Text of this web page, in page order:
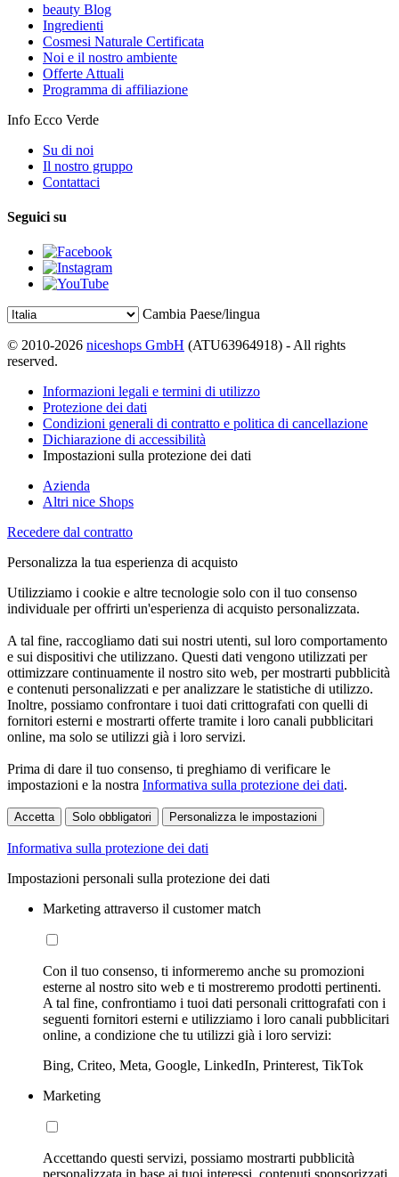
beauty Blog
Ingredienti
Cosmesi Naturale Certificata
Noi e il nostro ambiente
Offerte Attuali
Programma di affiliazione
Info Ecco Verde
Su di noi
Il nostro gruppo
Contattaci
Seguici su
Cambia Paese/lingua
© 2010-2026 niceshops GmbH (ATU63964918) - All rights
reserved.
Informazioni legali e termini di utilizzo
Protezione dei dati
Condizioni generali di contratto e politica di cancellazione
Dichiarazione di accessibilità
Impostazioni sulla protezione dei dati
Azienda
Altri nice Shops
Recedere dal contratto
Personalizza la tua esperienza di acquisto
Utilizziamo i cookie e altre tecnologie solo con il tuo consenso
individuale per offrirti un'esperienza di acquisto personalizzata.
A tal fine, raccogliamo dati sui nostri utenti, sul loro comportamento
e sui dispositivi che utilizzano. Questi dati vengono utilizzati per
ottimizzare continuamente il nostro sito web, per mostrarti pubblicità
e contenuti personalizzati e per analizzare le statistiche di utilizzo.
Inoltre, possiamo confrontare i tuoi dati crittografati con quelli di
fornitori esterni e mostrarti offerte tramite i loro canali pubblicitari
online, ma solo se utilizzi già i loro servizi.
Prima di dare il tuo consenso, ti preghiamo di verificare le
impostazioni e la nostra Informativa sulla protezione dei dati.
Accetta Solo obbligatori Personalizza le impostazioni
Informativa sulla protezione dei dati
Impostazioni personali sulla protezione dei dati
Marketing attraverso il customer match
Con il tuo consenso, ti informeremo anche su promozioni
esterne al nostro sito web e ti mostreremo prodotti pertinenti.
A tal fine, confrontiamo i tuoi dati personali crittografati con i
seguenti fornitori esterni e utilizziamo i loro canali pubblicitari
online, a condizione che tu utilizzi già i loro servizi:
Bing, Criteo, Meta, Google, LinkedIn, Printerest, TikTok
Marketing
Accettando questi servizi, possiamo mostrarti pubblicità